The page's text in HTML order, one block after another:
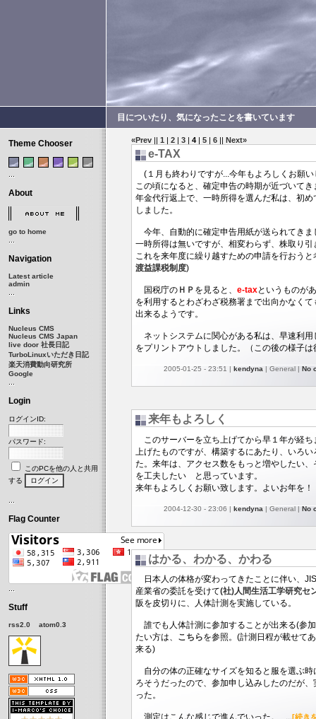
目についたり、気になったことを書いてい
Theme Chooser
About
go to home
Navigation
Latest article
admin
Links
Nucleus CMS
Nucleus CMS Japan
live door 社長日記
TurboLinuxいただき日記
楽天消費動向研究所
Google
Login
ログインID:
パスワード:
このPCを他の人と共用
する
Flag Counter
Stuff
rss2.0 atom0.3
«Prev || 1 | 2 | 3 | 4 | 5 | 6 || Next»
e-TAX
(１月も終わりですが...今年もよろしくお願い
この頃になると、確定申告の時期が近づいて
年金代行返上で、一時所得を選んだ私は、初
しました。
今年、自動的に確定申告用紙が送られてきま
一時所得は無いですが、相変わらず、株取り
これを来年度に繰り越すための申請を行おう
渡益課税制度)
国税庁の ＨＰ を見ると、 e-taxというものが
を利用するとわざわざ税務署まで出向かなく
出来るようです。
ネットシステムに関心がある私は、早速利用
をプリントアウトしました。（この後の様子
2005-01-25 - 23:51 | kendyna | General | No
来年もよろしく
このサーバーを立ち上げてから早１年が経ち
上げたものですが、構築するにあたり、いろ
た。来年は、アクセス数をもっと増やしたい
を工夫したい と思っています。
来年もよろしくお願い致します。よいお年
2004-12-30 - 23:06 | kendyna | General |No
はかる、わかる、かわる
日本人の体格が変わってきたことに伴い、
産業省の委託を受けて(社)人間生活工学研究セ
阪を皮切りに、人体計測を実施している。
誰でも人体計測に参加することが出来る(参
たい方は、 こちらを参照。(計測日程が載せて
来る)
自分の体の正確なサイズを知ると服を選ぶ時
ろそうだったので、参加申し込みしたのだが
った。
測定はこんな感じで進んでいった。 ...[続き